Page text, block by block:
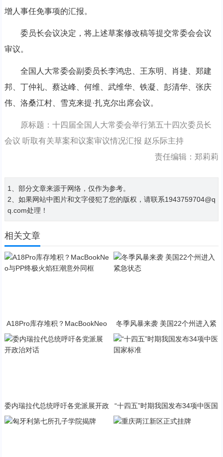
增人事任免事项的汇报。
委员长会议决定，将上述草案修改稿等提交常委会会议
审议。
全国人大常委会副委员长李鸿忠、王东明、肖捷、郑建
邦、丁仲礼、蔡达峰、何维、武维华、铁凝、彭清华、张庆
伟、洛桑江村、雪克来提·扎克尔出席会议。
原标题：十四届全国人大常委会举行第五十四次委员长
会议 听取有关草案和议案审议情况汇报 赵乐际主持
责任编辑：郑莉莉
1、部分文章来源于网络，仅作为参考。
2、如果网站中图片和文字侵犯了您的版权，请联系1943759704@q
q.com处理！
相关文章
A18Pro库存堆积？MacBookNeo
与PP终极火焰狂潮意外同框
冬季风暴来袭 美国22个州进入紧
急状态
委内瑞拉代总统呼吁各党派展开政
“十四五”时期我国发布34项中医国